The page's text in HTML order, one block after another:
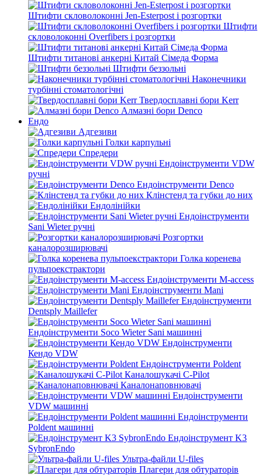
Штифти скловолоконні Jen-Esterpost і розгортки
Штифти
скловолоконні Overfibers і розгортки
Штифти титанові анкерні Китай Сімеда Форма
Штифти беззольні
Наконечники
турбінні стоматологічні
Твердосплавні бори Kerr
Алмазні бори Denco
Ендо
Адгезиви
Голки карпульні
Спредери
Ендоінструменти VDW
ручні
Ендоінструменти Denco
Клінстенд та губки до них
Ендолінійки
Ендоінструменти
Sani Wieter ручні
Розгортки
каналорозширювачі
Голка коренева
пульпоекстрактори
Ендоінструменти M-access
Ендоінструменти Mani
Ендоінструменти
Dentsply Maillefer
Ендоінструменти Soco Wieter Sani машинні
Ендоінструменти
Кендо VDW
Ендоінструменти Poldent
Каналошукачі C-Pilot
Каналонаповнювачі
Ендоінструменти
VDW машинні
Ендоінструменти
Poldent машинні
Ендоінструмент K3
SybronEndo
Ультра-файли U-files
Плагери для обтураторів